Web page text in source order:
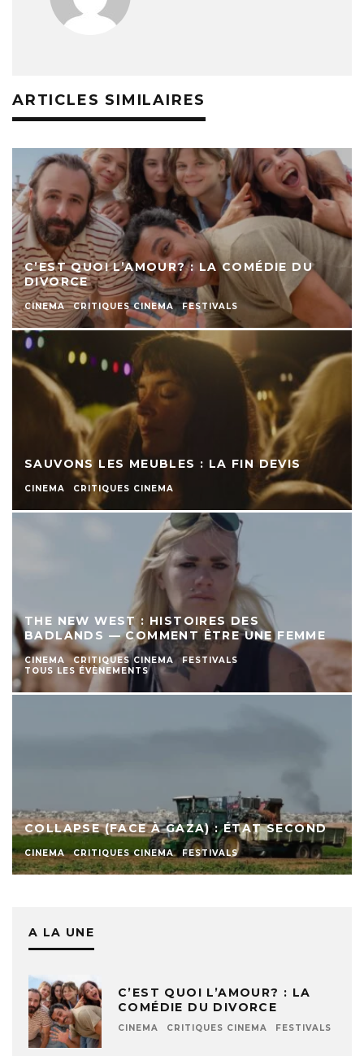
ARTICLES SIMILAIRES
C’EST QUOI L’AMOUR? : LA COMÉDIE DU
DIVORCE
CINEMA CRITIQUES CINEMA FESTIVALS
SAUVONS LES MEUBLES : LA FIN DEVIS
CINEMA CRITIQUES CINEMA
THE NEW WEST : HISTOIRES DES
BADLANDS — COMMENT ÊTRE UNE FEMME
CINEMA CRITIQUES CINEMA
FESTIVALS
TOUS LES ÉVÈNEMENTS
COLLAPSE (FACE À GAZA) : ÉTAT SECOND
CINEMA CRITIQUES CINEMA FESTIVALS
A LA UNE
C’EST QUOI L’AMOUR? : LA
COMÉDIE DU DIVORCE
CINEMA CRITIQUES CINEMA FESTIVALS